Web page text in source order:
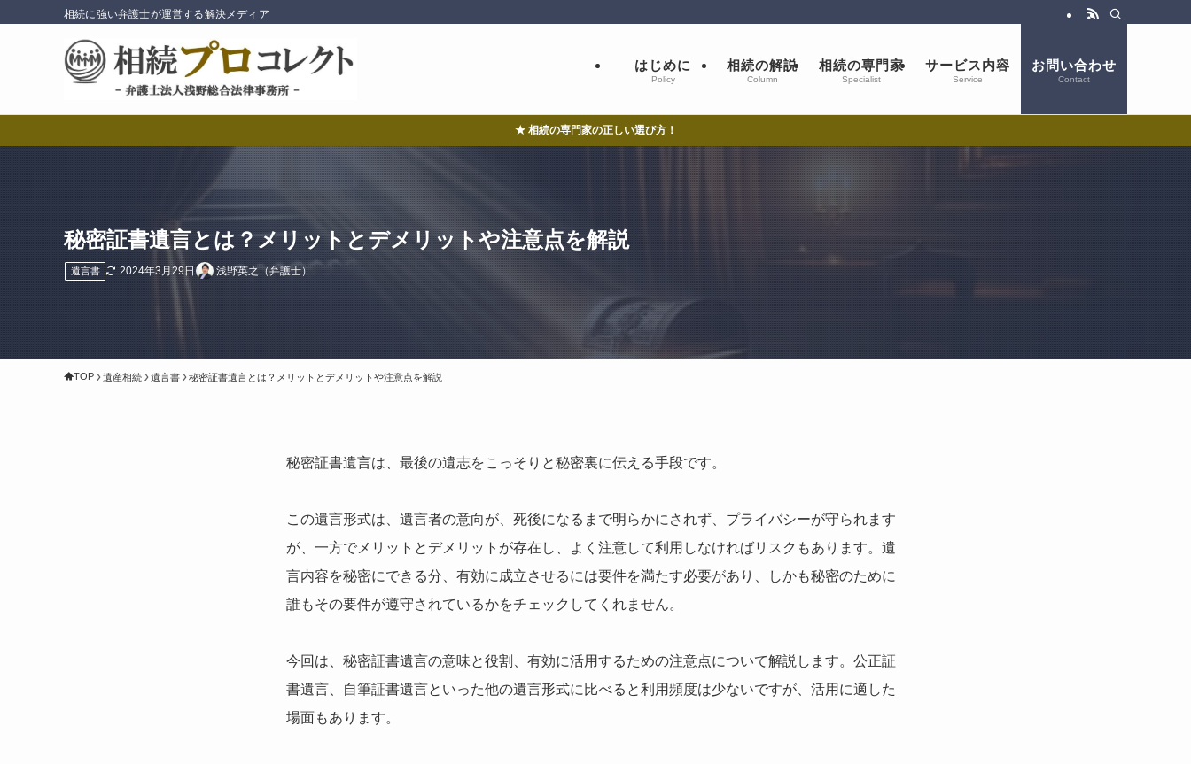
相続に強い弁護士が運営する解決メディア
はじめに
Policy
相続の解説
Column
相続の専門家
Specialist
サービス内容
Service
お問い合わせ
Contact
★ 相続の専門家の正しい選び方！
秘密証書遺言とは？メリットとデメリットや注意点を解説
遺言書 2024年3月29日 浅野英之（弁護士）
TOP 遺産相続 遺言書 秘密証書遺言とは？メリットとデメリットや注意点を解説
秘密証書遺言は、最後の遺志をこっそりと秘密裏に伝える手段です。
この遺言形式は、遺言者の意向が、死後になるまで明らかにされず、プライバシーが守られます
が、一方でメリットとデメリットが存在し、よく注意して利用しなければリスクもあります。遺
言内容を秘密にできる分、有効に成立させるには要件を満たす必要があり、しかも秘密のために
誰もその要件が遵守されているかをチェックしてくれません。
今回は、秘密証書遺言の意味と役割、有効に活用するための注意点について解説します。公正証
書遺言、自筆証書遺言といった他の遺言形式に比べると利用頻度は少ないですが、活用に適した
場面もあります。